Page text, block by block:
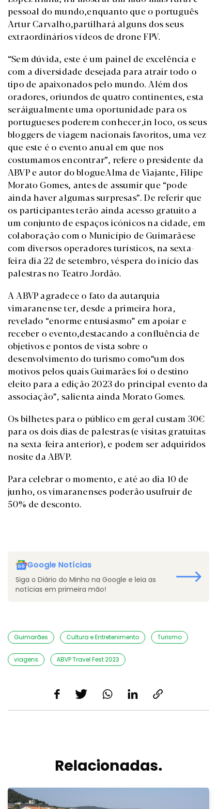
pessoal do mundo,enquanto que o português
Artur Carvalho,partilhará alguns dos seus
extraordinários vídeos de drone FPV.
“Sem dúvida, este é um painel de excelência e
com a diversidade desejada para atrair todo o
tipo de apaixonados pelo mundo. Além dos
oradores, oriundos de quatro continentes, esta
seráigualmente uma oportunidade para os
portugueses poderem conhecer,in loco, os seus
bloggers de viagem nacionais favoritos, uma vez
que este é o evento anual em que nos
costumamos encontrar”, refere o presidente da
ABVP e autor do blogueAlma de Viajante, Filipe
Morato Gomes, antes de assumir que “pode
ainda haver algumas surpresas”. De referir que
os participantes terão ainda acesso gratuito a
um conjunto de espaços icónicos na cidade, em
colaboração com o Município de Guimarãese
com diversos operadores turísticos, na sexta-
feira dia 22 de setembro, véspera do início das
palestras no Teatro Jordão.
A ABVP agradece o fato da autarquia
vimaranense ter, desde a primeira hora,
revelado “enorme entusiasmo” em apoiar e
receber o evento,destacando a confluência de
objetivos e pontos de vista sobre o
desenvolvimento do turismo como“um dos
motivos pelos quais Guimarães foi o destino
eleito para a edição 2023 do principal evento da
associação”, salienta ainda Morato Gomes.
Os bilhetes para o público em geral custam 30€
para os dois dias de palestras (e visitas gratuitas
na sexta-feira anterior), e podem ser adquiridos
nosite da ABVP.
Para celebrar o momento, e até ao dia 10 de
junho, os vimaranenses poderão usufruir de
50% de desconto.
Google Notícias
Siga o Diário do Minho na Google e leia as
notícias em primeira mão!
Guimarães Cultura e Entretenimento Turismo
viagens ABVP Travel Fest 2023
Relacionadas.